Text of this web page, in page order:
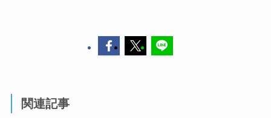
関連記事